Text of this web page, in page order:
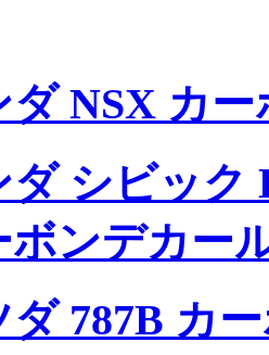
ダ NSX カ
ダ シビック
ボンデカー
ダ 787B カ